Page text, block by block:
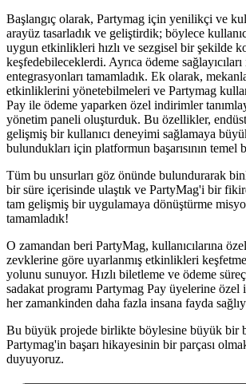
Başlangıç olarak, Partymag için yenilikçi ve
arayüz tasarladık ve geliştirdik; böylece
uygun etkinlikleri hızlı ve sezgisel bir şekilde
keşfedebileceklerdi. Ayrıca ödeme
entegrasyonları tamamladık. Ek olarak,
etkinliklerini yönetebilmeleri ve Partymag
Pay ile ödeme yaparken özel indirimler
yönetim paneli oluşturduk. Bu özellikler,
gelişmiş bir kullanıcı deneyimi sağlamaya
bulundukları için platformun başarısının temel
Tüm bu unsurları göz önünde bulundurarak
bir süre içerisinde ulaştık ve PartyMag'i bir
tam gelişmiş bir uygulamaya dönüştürme
tamamladık!
O zamandan beri PartyMag, kullanıcılarına
zevklerine göre uyarlanmış etkinlikleri
yolunu sunuyor. Hızlı biletleme ve ödeme
sadakat programı Partymag Pay üyelerine
her zamankinden daha fazla insana fayda
Bu büyük projede birlikte böylesine büyük bir
Partymag'in başarı hikayesinin bir parçası
duyuyoruz.